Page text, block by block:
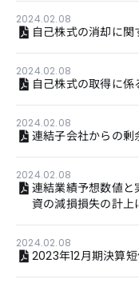
2024.02.08
自己株式の消却に関
2024.02.08
自己株式の取得に
2024.02.08
連結子会社からの剰
2024.02.08
連結業績予想数値
資の減損損失の計上
2024.02.08
2023年12月期決算